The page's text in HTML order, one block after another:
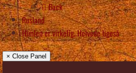
Back
Rusland
Himlen er virkelig, Helvede ligeså
× Close Panel